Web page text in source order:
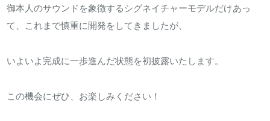
御本人のサウンドを象徴するシグネイチャーモデルだけあっ
て、これまで慎重に開発をしてきましたが、
いよいよ完成に一歩進んだ状態を初披露いたします。
この機会にぜひ、お楽しみください！